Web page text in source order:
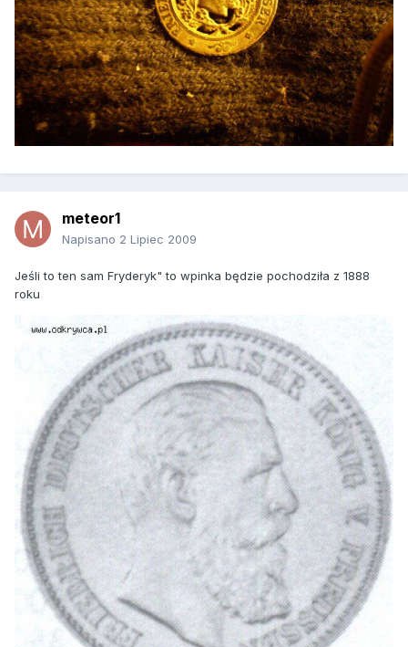
meteor1
Napisano 2 Lipiec 2009
Jeśli to ten sam Fryderyk" to wpinka będzie pochodziła z 1888
roku